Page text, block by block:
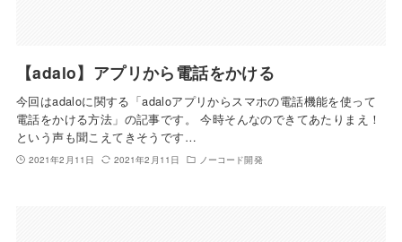
【adalo】アプリから電話をかける
今回はadaloに関する「adaloアプリからスマホの電話機能を使って
電話をかける方法」の記事です。 今時そんなのできてあたりまえ！
という声も聞こえてきそうです…
2021年2月11日 2021年2月11日 ノーコード開発